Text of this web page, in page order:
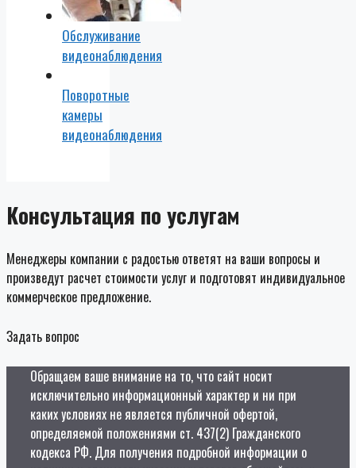
Обслуживание
видеонаблюдения
Поворотные
камеры
видеонаблюдения
Консультация по услугам
Менеджеры компании с радостью ответят на ваши вопросы и
произведут расчет стоимости услуг и подготовят индивидуальное
коммерческое предложение.
Задать вопрос
Обращаем ваше внимание на то, что сайт носит
исключительно информационный характер и ни при
каких условиях не является публичной офертой,
определяемой положениями ст. 437(2) Гражданского
кодекса РФ. Для получения подробной информации о